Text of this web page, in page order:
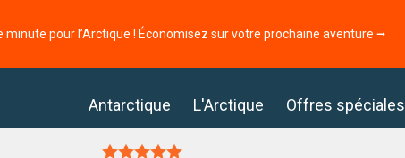
pour l’Arctique ! Économisez sur votre prochaine aventure ⭢
Antarctique L'Arctique Offres spéciales